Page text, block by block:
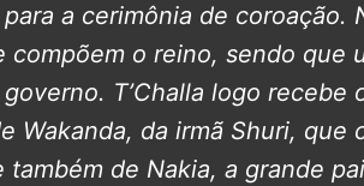
a cerimônia de coroação.
o reino, sendo que
T’Challa logo recebe
Wakanda, da irmã Shuri, que
de Nakia, a grande